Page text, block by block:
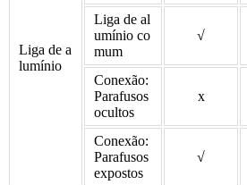
Liga de a
lumínio
Liga de al
umínio co
mum
√
Conexão:
Parafusos
ocultos
x
Conexão:
Parafusos
expostos
√